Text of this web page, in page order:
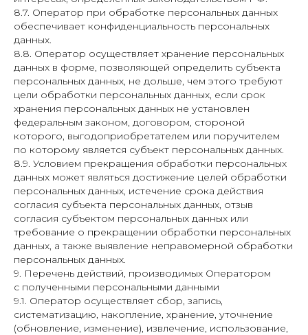
8.7. Оператор при обработке персональных данных
обеспечивает конфиденциальность персональных
данных.
8.8. Оператор осуществляет хранение персональных
данных в форме, позволяющей определить субъекта
персональных данных, не дольше, чем этого требуют
цели обработки персональных данных, если срок
хранения персональных данных не установлен
федеральным законом, договором, стороной
которого, выгодоприобретателем или поручителем
по которому является субъект персональных данных.
8.9. Условием прекращения обработки персональных
данных может являться достижение целей обработки
персональных данных, истечение срока действия
согласия субъекта персональных данных, отзыв
согласия субъектом персональных данных или
требование о прекращении обработки персональных
данных, а также выявление неправомерной обработки
персональных данных.
9. Перечень действий, производимых Оператором
с полученными персональными данными
9.1. Оператор осуществляет сбор, запись,
систематизацию, накопление, хранение, уточнение
(обновление, изменение), извлечение, использование,